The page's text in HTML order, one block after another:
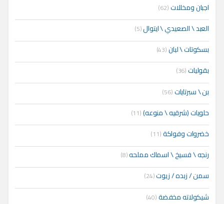
اجبان ومخللات(62)
العبد \ الصعيدي \ ايتوال(5)
بسكوتات \ لبان(43)
بقوليات(36)
بن \ سبرتايات(56)
حلويات (شرقيه \ منوعه)(11)
خضروات وفواكة(11)
رنجه \ فسيخ \ اسماك مملحه(8)
سمن / زبده / زيوت(24)
شيكولاته مخفضة(40)